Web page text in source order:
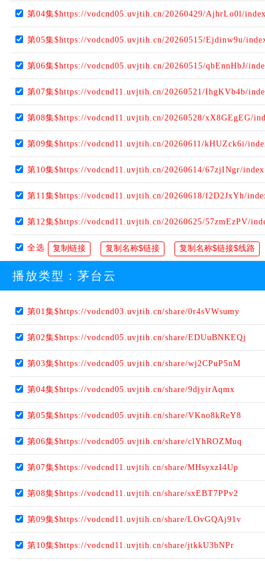
第04集$https://vodcnd05.uvjtih.cn/20260429/AjhrLo0l/
第05集$https://vodcnd05.uvjtih.cn/20260515/Ejdinw9u/
第06集$https://vodcnd05.uvjtih.cn/20260515/qbEnnHbJ/
第07集$https://vodcnd11.uvjtih.cn/20260521/IhgKVb4b/
第08集$https://vodcnd11.uvjtih.cn/20260528/xX8GEgEG/
第09集$https://vodcnd11.uvjtih.cn/20260611/kHUZck6i/
第10集$https://vodcnd11.uvjtih.cn/20260614/67zjINgr/
第11集$https://vodcnd11.uvjtih.cn/20260618/f2D2JxYh/
第12集$https://vodcnd11.uvjtih.cn/20260625/57zmEzPV/
全选
播放类型： 茅台云
第01集$https://vodcnd03.uvjtih.cn/share/0r4sVWsumy
第02集$https://vodcnd05.uvjtih.cn/share/EDUuBNKEQj
第03集$https://vodcnd05.uvjtih.cn/share/wj2CPuP5nM
第04集$https://vodcnd05.uvjtih.cn/share/9djyirAqmx
第05集$https://vodcnd05.uvjtih.cn/share/VKno8kReY8
第06集$https://vodcnd05.uvjtih.cn/share/clYhROZMuq
第07集$https://vodcnd11.uvjtih.cn/share/MHsyxzI4Up
第08集$https://vodcnd11.uvjtih.cn/share/sxEBT7PPv2
第09集$https://vodcnd11.uvjtih.cn/share/LOvGQAj91v
第10集$https://vodcnd11.uvjtih.cn/share/jtkkU3bNPr